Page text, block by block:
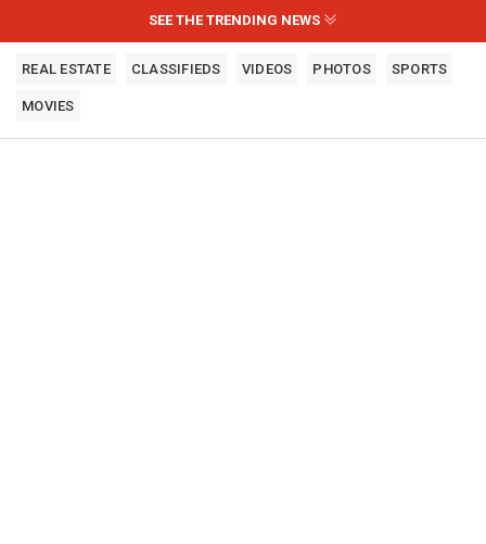
SEE THE TRENDING NEWS
REAL ESTATE CLASSIFIEDS VIDEOS PHOTOS SPORTS
MOVIES